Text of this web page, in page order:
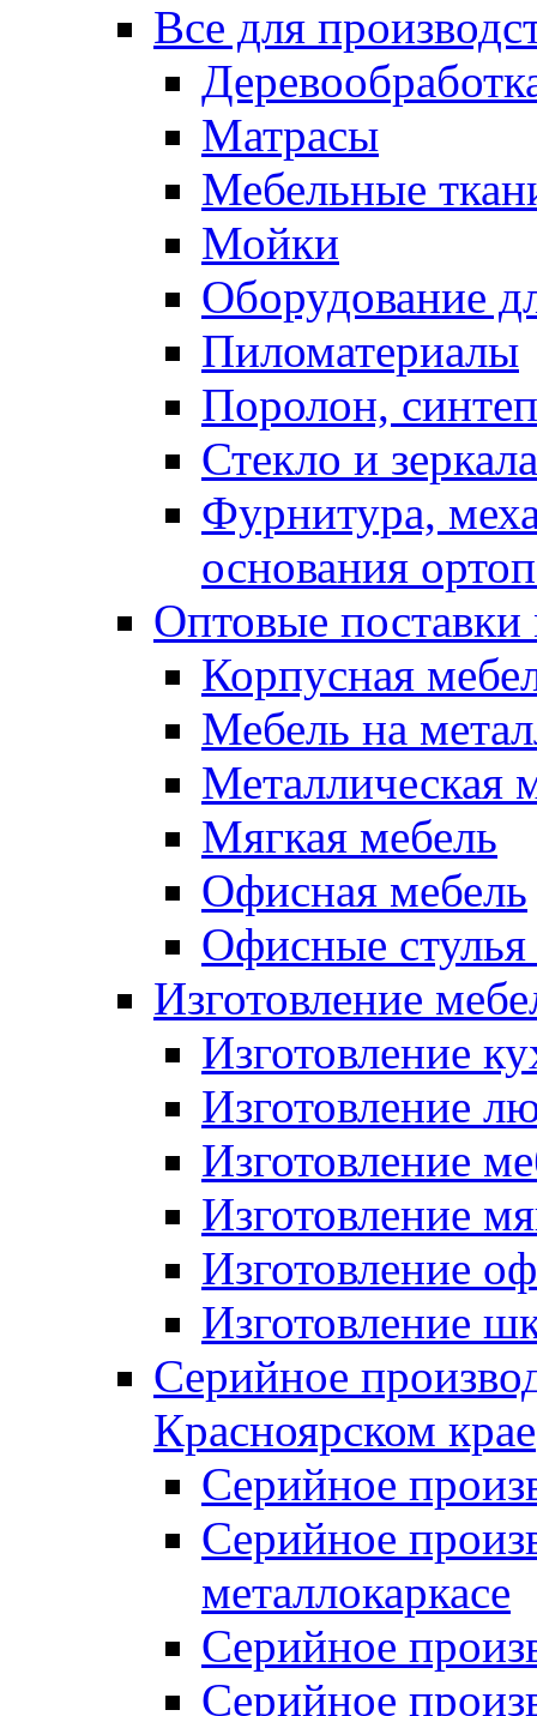
Все для
Матрасы
Мебельные
Мойки
Оборудование
Пиломатериалы
Поролон,
Стекло и зеркала
Фурнитура,
основания
Оптовые поставки
Корпусная
Мебель на
Металлическая
Мягкая мебель
Офисная мебель
Офисные стулья
Изготовление
Изготовление
Изготовление
Изготовление
Изготовление
Изготовление
Изготовление
Серийное
Красноярском крае
Серийное
Серийное
металлокаркасе
Серийное
Серийное